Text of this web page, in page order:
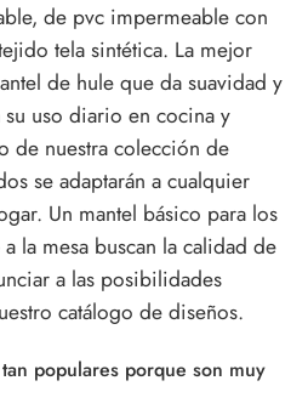
de pvc impermeable con
tela sintética. La mejor
de hule que da suavidad y
uso diario en cocina y
de nuestra colección de
se adaptarán a cualquier
Un mantel básico para los
la mesa buscan la calidad de
a las posibilidades
catálogo de diseños.
populares porque son muy